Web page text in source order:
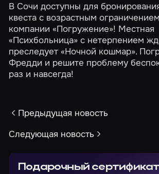
В Сочи доступны для
квеста с возрастным
компании «Погружение»! Местная
«Психбольница» с нетерпением
преследует«Ночной кошмар».
Фредди и решите проблему
раз и навсегда!
Предыдущая новость
Следующая новость
Подарочный сертификат